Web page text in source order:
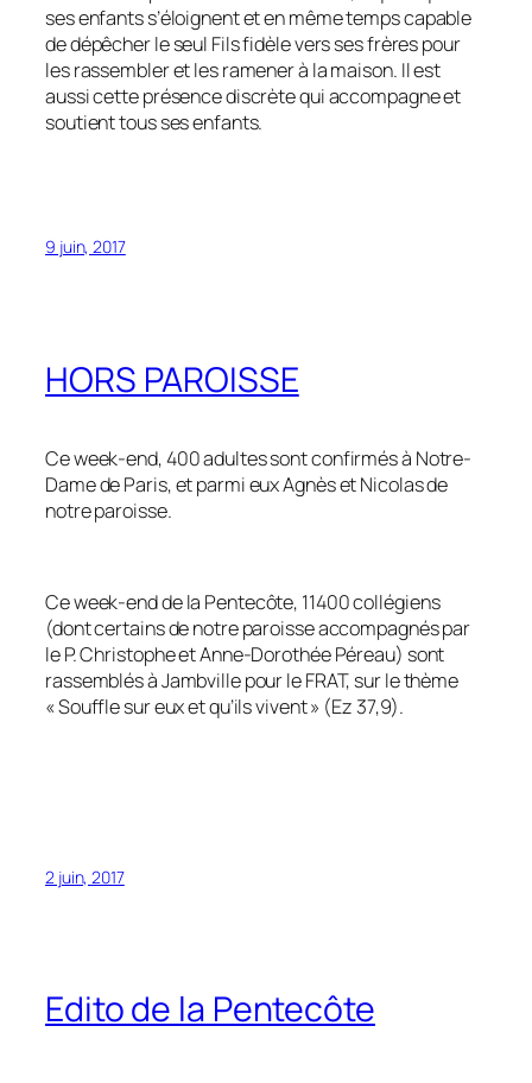
ses enfants s’éloignent et en même temps capable
de dépêcher le seul Fils fidèle vers ses frères pour
les rassembler et les ramener à la maison. Il est
aussi cette présence discrète qui accompagne et
soutient tous ses enfants.
9 juin, 2017
HORS PAROISSE
Ce week-end, 400 adultes sont confirmés à Notre-
Dame de Paris, et parmi eux Agnès et Nicolas de
notre paroisse.
Ce week-end de la Pentecôte, 11400 collégiens
(dont certains de notre paroisse accompagnés par
le P. Christophe et Anne-Dorothée Péreau) sont
rassemblés à Jambville pour le FRAT, sur le thème
« Souffle sur eux et qu’ils vivent » (Ez 37,9).
2 juin, 2017
Edito de la Pentecôte